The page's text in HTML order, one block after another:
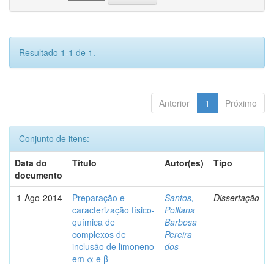
Resultado 1-1 de 1.
Anterior 1 Próximo
Conjunto de itens:
Data do
documento
Título Autor(es) Tipo
1-Ago-2014
Preparação e
caracterização físico-
química de
complexos de
inclusão de limoneno
em α e β-
Santos,
Polliana
Barbosa
Pereira
dos
Dissertação